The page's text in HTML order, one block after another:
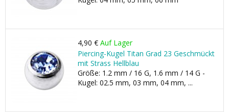
4,90 € Auf Lager
Piercing-Kugel Titan Grad 23 Geschmückt
mit Strass Hellblau
Größe: 1.2 mm / 16 G, 1.6 mm / 14 G -
Kugel: 02.5 mm, 03 mm, 04 mm, ...